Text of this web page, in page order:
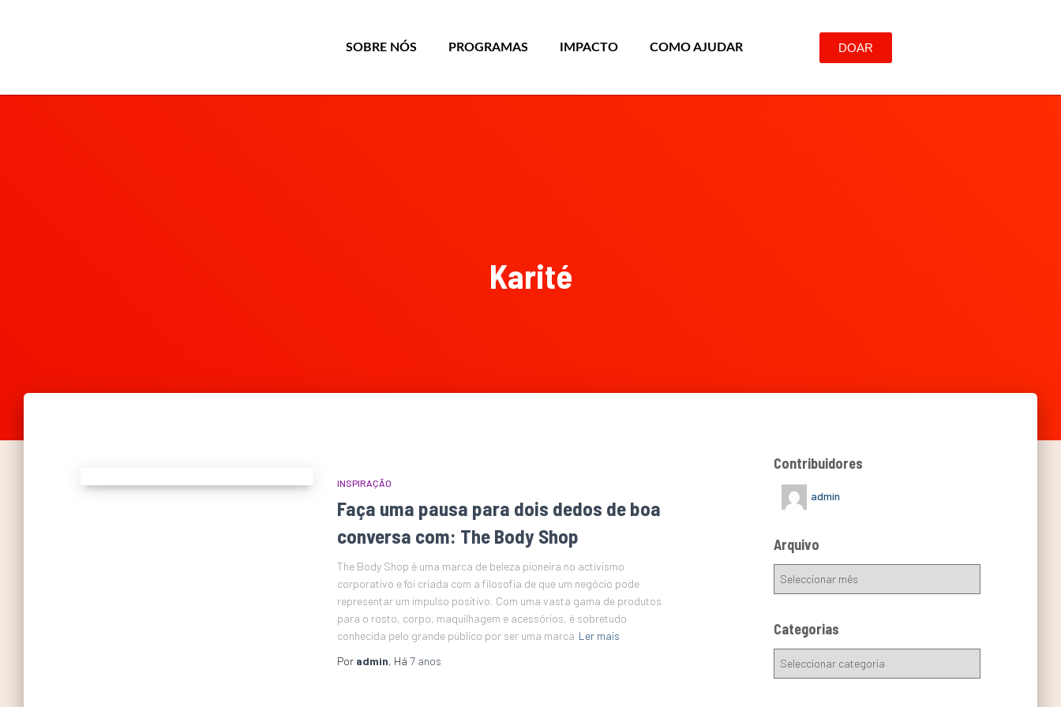
SOBRE NÓS PROGRAMAS IMPACTO COMO AJUDAR DOAR
Karité
INSPIRAÇÃO
Faça uma pausa para dois dedos de boa
conversa com: The Body Shop
The Body Shop é uma marca de beleza pioneira no activismo
corporativo e foi criada com a filosofia de que um negócio pode
representar um impulso positivo. Com uma vasta gama de produtos
para o rosto, corpo, maquilhagem e acessórios, é sobretudo
conhecida pelo grande público por ser uma marca Ler mais
Por admin, Há 7 anos
Contribuidores
admin
Arquivo
Categorias